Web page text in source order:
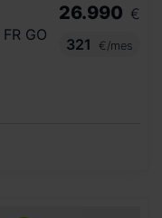
GO
26.990 €
321
€/mes